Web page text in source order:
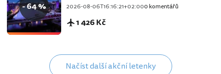
- 64 % 2026-08-06T16:16:21+02:000 komentářů
1 426 Kč
Načíst další akční letenky